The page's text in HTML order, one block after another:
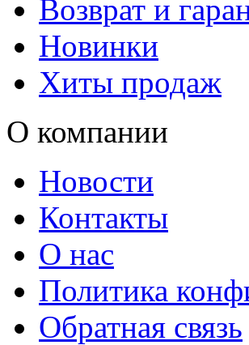
Возврат и
Новинки
Хиты продаж
О компании
Новости
Контакты
О нас
Политика
Обратная связь